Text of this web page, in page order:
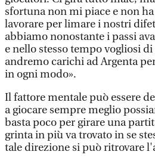
sfortuna non mi piace e non ha
lavorare per limare i nostri
abbiamo nonostante i passi
e nello stesso tempo vogliosi
andremo carichi ad Argenta
in ogni modo».
Il fattore mentale può essere
a giocare sempre meglio
basta poco per girare una
grinta in più va trovato in se
tale direzione si può ritrovare